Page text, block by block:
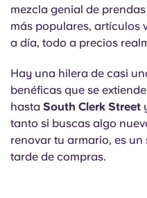
mezcla genial de
más populares, artículos
a día, todo a precios
Hay una hilera de casi
benéficas que se
hasta South Clerk Street
tanto si buscas algo
renovar tu armario, es
tarde de compras.